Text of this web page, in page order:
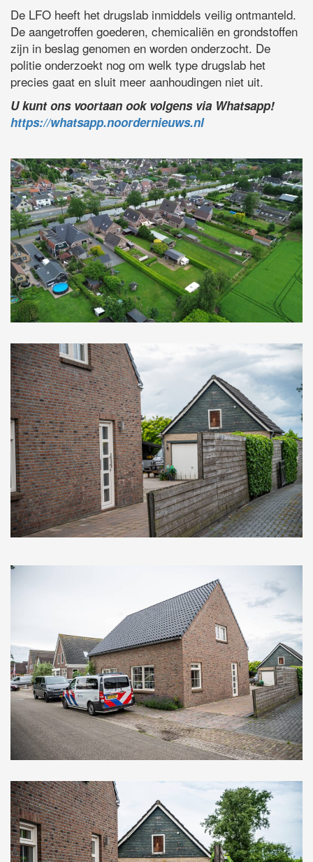
De LFO heeft het drugslab inmiddels veilig ontmanteld.
De aangetroffen goederen, chemicaliën en grondstoffen
zijn in beslag genomen en worden onderzocht. De
politie onderzoekt nog om welk type drugslab het
precies gaat en sluit meer aanhoudingen niet uit.
U kunt ons voortaan ook volgens via Whatsapp!
https://whatsapp.noordernieuws.nl